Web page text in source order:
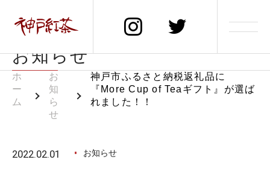
News
お知らせ
ホ
ー
ム
お
知
ら
せ
神戸市ふるさと納税返礼品に
『More Cup of Teaギフト』が選ば
れました！！
2022.02.01 お知らせ